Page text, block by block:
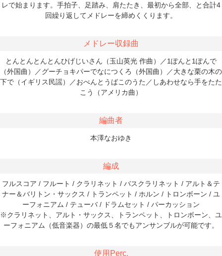
レで始まります。手拍子、足踏み、肩たたき、最初から全部、と合計4
回繰り返してメドレーを締めくくります。
メドレー収録曲
とんとんとんとんひげじいさん（玉山英光 作曲）／1ぽんと1ぽんで
（外国曲）／グーチョキパーでなにつくろ（外国曲）／大きな栗の木の
下で（イギリス民謡）／おべんとうばこのうた／しあわせなら手をたた
こう（アメリカ曲）
編曲者
本澤なおゆき
編成
フルスコア / フルート / クラリネット / バスクラリネット / アルト＆テ
ナー＆バリトン・サックス / トランペット / ホルン / トロンボーン / ユ
ーフォニアム / テューバ / ドラムセット / パーカッション
※クラリネット、アルト・サックス、トランペット、トロンボーン、ユ
ーフォニアム（低音楽器）の最低５名でもアンサンブルが可能です。
使用Perc.